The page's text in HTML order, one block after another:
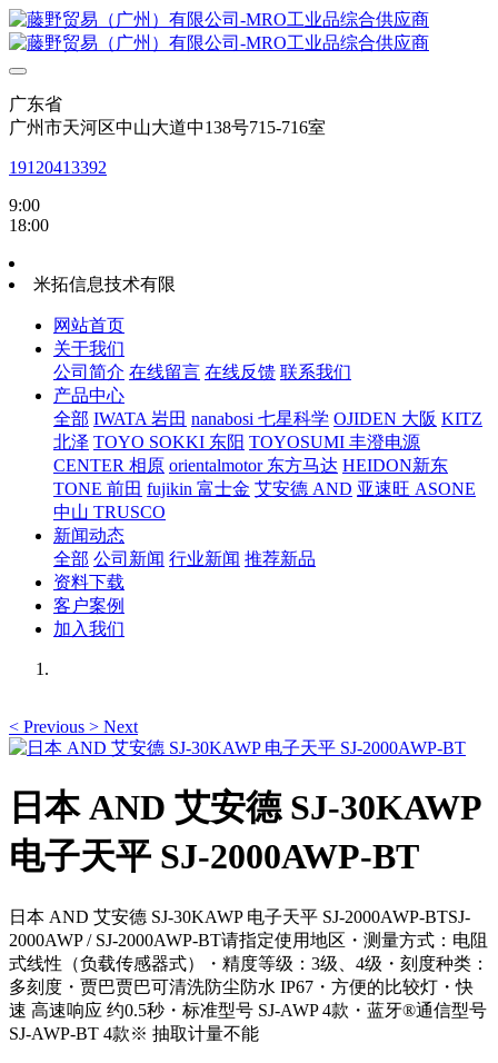
广东省
广州市天河区中山大道中138号715-716室
19120413392
9:00
18:00
米拓信息技术有限
网站首页
关于我们
公司简介 在线留言 在线反馈 联系我们
产品中心
全部 IWATA 岩田 nanabosi 七星科学 OJIDEN 大阪 KITZ
北泽 TOYO SOKKI 东阳 TOYOSUMI 丰澄电源
CENTER 相原 orientalmotor 东方马达 HEIDON新东
TONE 前田 fujikin 富士金 艾安德 AND 亚速旺 ASONE
中山 TRUSCO
新闻动态
全部 公司新闻 行业新闻 推荐新品
资料下载
客户案例
加入我们
< Previous > Next
日本 AND 艾安德 SJ-30KAWP
电子天平 SJ-2000AWP-BT
日本 AND 艾安德 SJ-30KAWP 电子天平 SJ-2000AWP-BTSJ-
2000AWP / SJ-2000AWP-BT请指定使用地区・测量方式：电阻
式线性（负载传感器式）・精度等级：3级、4级・刻度种类：
多刻度・贾巴贾巴可清洗防尘防水 IP67・方便的比较灯・快
速 高速响应 约0.5秒・标准型号 SJ-AWP 4款・蓝牙®通信型号
SJ-AWP-BT 4款※ 抽取计量不能